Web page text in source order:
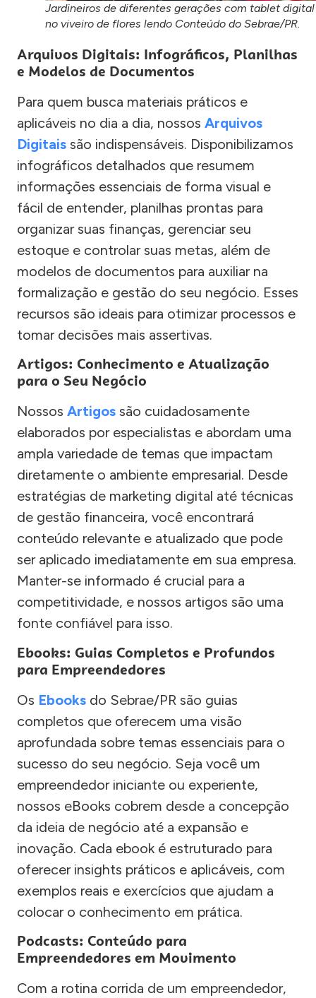
Jardineiros de diferentes gerações com tablet digital
no viveiro de flores lendo Conteúdo do Sebrae/PR.
Arquivos Digitais: Infográficos, Planilhas
e Modelos de Documentos
Para quem busca materiais práticos e
aplicáveis no dia a dia, nossos Arquivos
Digitais são indispensáveis. Disponibilizamos
infográficos detalhados que resumem
informações essenciais de forma visual e
fácil de entender, planilhas prontas para
organizar suas finanças, gerenciar seu
estoque e controlar suas metas, além de
modelos de documentos para auxiliar na
formalização e gestão do seu negócio. Esses
recursos são ideais para otimizar processos e
tomar decisões mais assertivas.
Artigos: Conhecimento e Atualização
para o Seu Negócio
Nossos Artigos são cuidadosamente
elaborados por especialistas e abordam uma
ampla variedade de temas que impactam
diretamente o ambiente empresarial. Desde
estratégias de marketing digital até técnicas
de gestão financeira, você encontrará
conteúdo relevante e atualizado que pode
ser aplicado imediatamente em sua empresa.
Manter-se informado é crucial para a
competitividade, e nossos artigos são uma
fonte confiável para isso.
Ebooks: Guias Completos e Profundos
para Empreendedores
Os Ebooks do Sebrae/PR são guias
completos que oferecem uma visão
aprofundada sobre temas essenciais para o
sucesso do seu negócio. Seja você um
empreendedor iniciante ou experiente,
nossos eBooks cobrem desde a concepção
da ideia de negócio até a expansão e
inovação. Cada ebook é estruturado para
oferecer insights práticos e aplicáveis, com
exemplos reais e exercícios que ajudam a
colocar o conhecimento em prática.
Podcasts: Conteúdo para
Empreendedores em Movimento
Com a rotina corrida de um empreendedor,